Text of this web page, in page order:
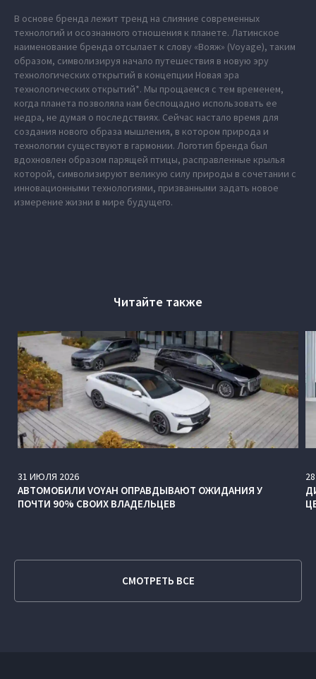
В основе бренда лежит тренд на слияние современных
технологий и осознанного отношения к планете. Латинское
наименование бренда отсылает к слову «Вояж» (Voyage), таким
образом, символизируя начало путешествия в новую эру
технологических открытий в концепции Новая эра
технологических открытий*. Мы прощаемся с тем временем,
когда планета позволяла нам беспощадно использовать ее
недра, не думая о последствиях. Сейчас настало время для
создания нового образа мышления, в котором природа и
технологии существуют в гармонии. Логотип бренда был
вдохновлен образом парящей птицы, расправленные крылья
которой, символизируют великую силу природы в сочетании с
инновационными технологиями, призванными задать новое
измерение жизни в мире будущего.
Читайте также
31 ИЮЛЯ 2026
АВТОМОБИЛИ VOYAH ОПРАВДЫВАЮТ ОЖИДАНИЯ У
ПОЧТИ 90% СВОИХ ВЛАДЕЛЬЦЕВ
28
СМОТРЕТЬ ВСЕ